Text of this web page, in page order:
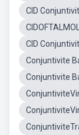
CID
CID
Conjuntivite
Conjuntivite